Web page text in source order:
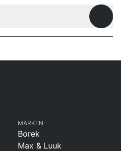
MARKEN
Borek
Max & Luuk